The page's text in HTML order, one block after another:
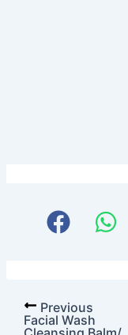
Previous
Facial Wash